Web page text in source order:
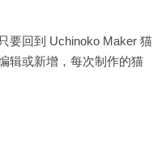
要回到 Uchinoko Maker 猫
辑或新增，每次制作的猫